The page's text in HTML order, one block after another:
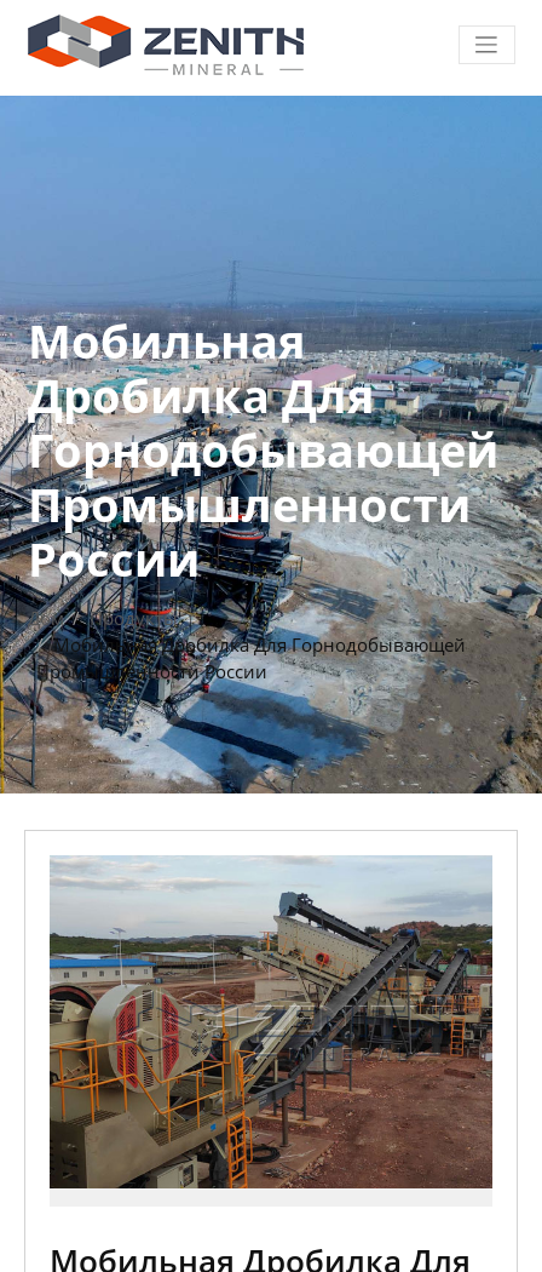
Мобильная
Дробилка Для
Горнодобывающей
Промышленности
России
Дом
Продукты
Мобильная Дробилка Для Горнодобывающей
Промышленности России
Мобильная Дробилка Для